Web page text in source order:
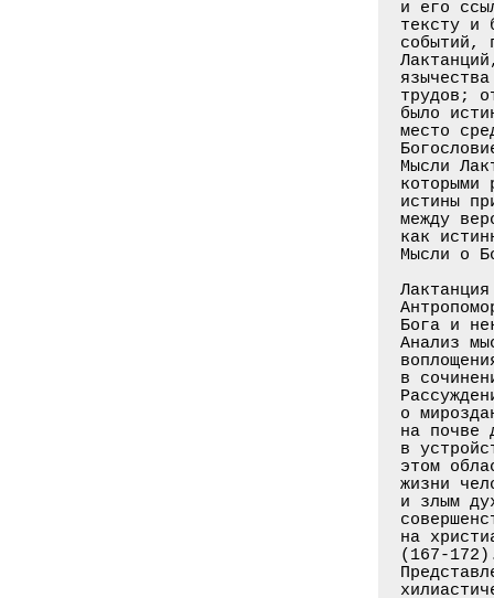
и его
тексту и
событий,
трудов;
было
место
Мысли
которыми
истины
между
как
Мысли о
Бога и
Анализ
в
о
на почве
в
этом
жизни
и злым
на
(167-